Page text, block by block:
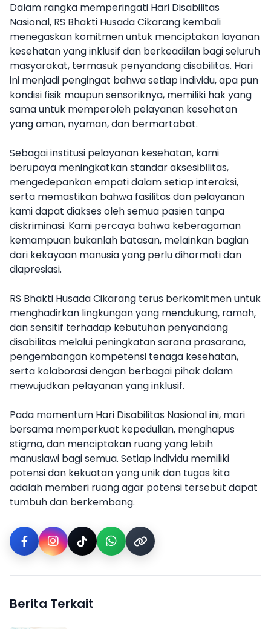
Dalam rangka memperingati Hari Disabilitas
Nasional, RS Bhakti Husada Cikarang kembali
menegaskan komitmen untuk menciptakan layanan
kesehatan yang inklusif dan berkeadilan bagi seluruh
masyarakat, termasuk penyandang disabilitas. Hari
ini menjadi pengingat bahwa setiap individu, apa pun
kondisi fisik maupun sensoriknya, memiliki hak yang
sama untuk memperoleh pelayanan kesehatan
yang aman, nyaman, dan bermartabat.
Sebagai institusi pelayanan kesehatan, kami
berupaya meningkatkan standar aksesibilitas,
mengedepankan empati dalam setiap interaksi,
serta memastikan bahwa fasilitas dan pelayanan
kami dapat diakses oleh semua pasien tanpa
diskriminasi. Kami percaya bahwa keberagaman
kemampuan bukanlah batasan, melainkan bagian
dari kekayaan manusia yang perlu dihormati dan
diapresiasi.
RS Bhakti Husada Cikarang terus berkomitmen untuk
menghadirkan lingkungan yang mendukung, ramah,
dan sensitif terhadap kebutuhan penyandang
disabilitas melalui peningkatan sarana prasarana,
pengembangan kompetensi tenaga kesehatan,
serta kolaborasi dengan berbagai pihak dalam
mewujudkan pelayanan yang inklusif.
Pada momentum Hari Disabilitas Nasional ini, mari
bersama memperkuat kepedulian, menghapus
stigma, dan menciptakan ruang yang lebih
manusiawi bagi semua. Setiap individu memiliki
potensi dan kekuatan yang unik dan tugas kita
adalah memberi ruang agar potensi tersebut dapat
tumbuh dan berkembang.
Berita Terkait